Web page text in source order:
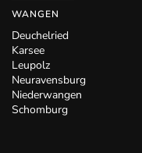
WANGEN
Deuchelried
Karsee
Leupolz
Neuravensburg
Niederwangen
Schomburg